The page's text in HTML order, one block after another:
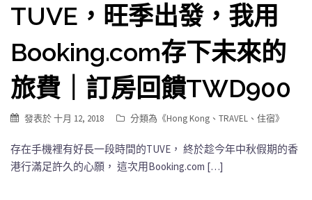
TUVE，旺季出發，我用
Booking.com存下未來的
旅費｜訂房回饋TWD900
發表於十月 12, 2018 分類為《Hong Kong 、 TRAVEL 、 住宿》
存在手機裡有好長一段時間的TUVE， 終於趁今年中秋假期的香
港行滿足許久的心願， 這次用Booking.com […]